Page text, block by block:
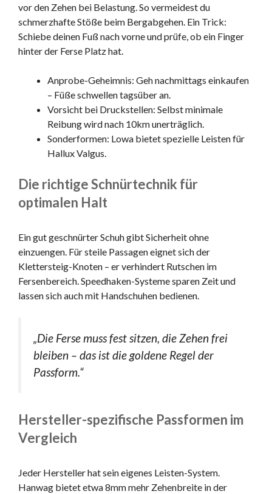
vor den Zehen bei Belastung. So vermeidest du
schmerzhafte Stöße beim Bergabgehen. Ein Trick:
Schiebe deinen Fuß nach vorne und prüfe, ob ein Finger
hinter der Ferse Platz hat.
Anprobe-Geheimnis: Geh nachmittags einkaufen
– Füße schwellen tagsüber an.
Vorsicht bei Druckstellen: Selbst minimale
Reibung wird nach 10km unerträglich.
Sonderformen: Lowa bietet spezielle Leisten für
Hallux Valgus.
Die richtige Schnürtechnik für
optimalen Halt
Ein gut geschnürter Schuh gibt Sicherheit ohne
einzuengen. Für steile Passagen eignet sich der
Klettersteig-Knoten – er verhindert Rutschen im
Fersenbereich. Speedhaken-Systeme sparen Zeit und
lassen sich auch mit Handschuhen bedienen.
„Die Ferse muss fest sitzen, die Zehen frei
bleiben – das ist die goldene Regel der
Passform.“
Hersteller-spezifische Passformen im
Vergleich
Jeder Hersteller hat sein eigenes Leisten-System.
Hanwag bietet etwa 8mm mehr Zehenbreite in der